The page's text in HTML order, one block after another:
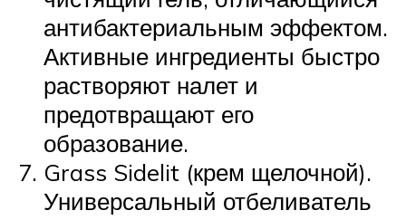
антибактериальным эффектом.
Активные ингредиенты быстро
растворяют налет и
предотвращают его
образование.
Grass Sidelit (крем щелочной).
Универсальный отбеливатель